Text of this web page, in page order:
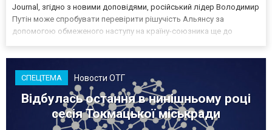
Journal, згідно з новими доповідями, російський лідер Володимир
Путін може спробувати перевірити рішучість Альянсу за
допомогою обмеженого наступу на країну-союзника ще до
СПЕЦТЕМА Новости ОТГ
Відбулась остання в нинішньому році
сесія Токмацької міськради